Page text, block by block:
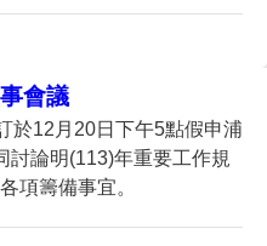
會議
於12月20日下午5點假申浦
討論明(113)年重要工作規
項籌備事宜。